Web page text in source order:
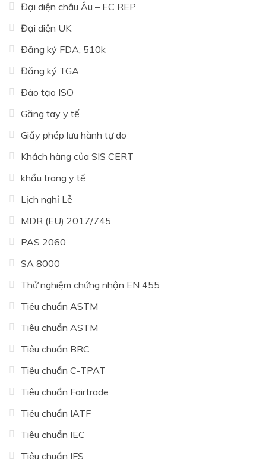
Đại diện châu Âu – EC REP
Đại diện UK
Đăng ký FDA, 510k
Đăng ký TGA
Đào tạo ISO
Găng tay y tế
Giấy phép lưu hành tự do
Khách hàng của SIS CERT
khẩu trang y tế
Lịch nghỉ Lễ
MDR (EU) 2017/745
PAS 2060
SA 8000
Thử nghiệm chứng nhận EN 455
Tiêu chuẩn ASTM
Tiêu chuẩn ASTM
Tiêu chuẩn BRC
Tiêu chuẩn C-TPAT
Tiêu chuẩn Fairtrade
Tiêu chuẩn IATF
Tiêu chuẩn IEC
Tiêu chuẩn IFS